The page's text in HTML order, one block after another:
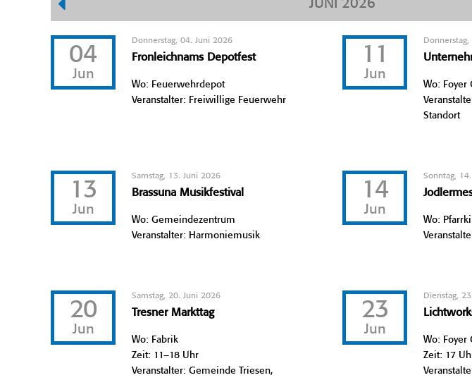
JUNI 2026
04
Jun
Donnerstag, 04. Juni 2026
Fronleichnams Depotfest
Wo: Feuerwehrdepot
Veranstalter: Freiwillige Feuerwehr
11
Jun
Wo: Foyer
Standort
13
Jun
Samstag, 13. Juni 2026
Brassuna Musikfestival
Wo: Gemeindezentrum
Veranstalter: Harmoniemusik
14
Jun
Sonntag,
Wo:
20
Jun
Samstag, 20. Juni 2026
Tresner Markttag
Wo: Fabrik
Zeit: 11–18 Uhr
Veranstalter: Gemeinde Triesen,
23
Jun
Dienstag,
Wo: Foyer
Zeit: 17